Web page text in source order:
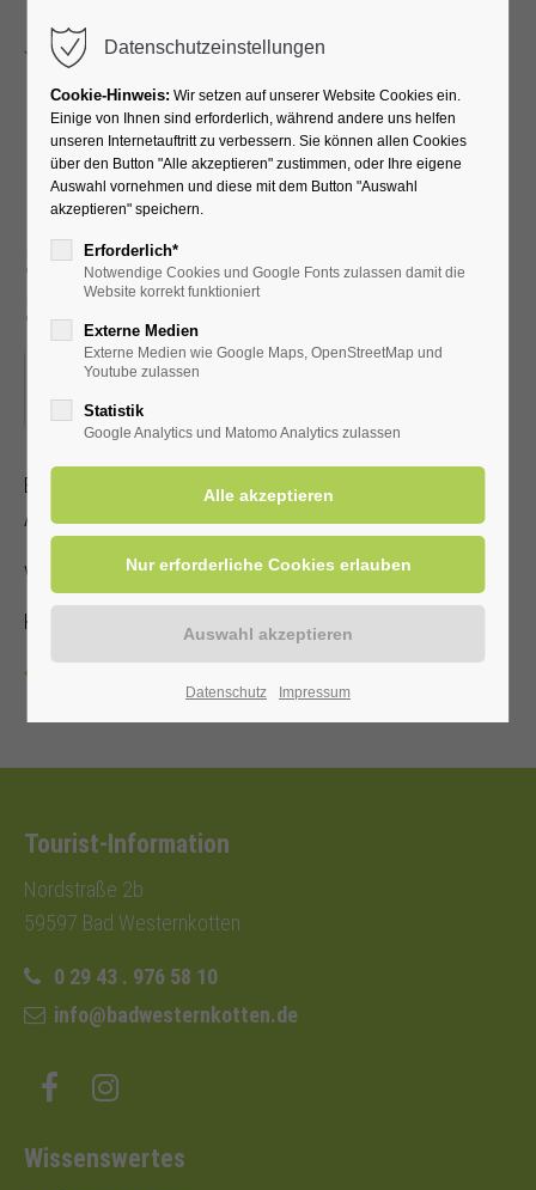
Fit ins Beste Alter -
Leichte Gymnastik für
Senioren im Sitzen und
Stehen
01.07.2025, 10:00
ORT: KURHALLE
Bleiben Sie beweglich und fit - auch im fortgeschrittenen
Alter
von und mit Annette Hoberg-Trockel
Kostenbeitrag mit Kur-/ Einwohnerkarte 2,00€ (ohne 5,00€)
Tourist-Information
Nordstraße 2b
59597 Bad Westernkotten
0 29 43 . 976 58 10
info@badwesternkotten.de
Wissenswertes
Datenschutzeinstellungen
Cookie-Hinweis: Wir setzen auf unserer Website Cookies ein.
Einige von Ihnen sind erforderlich, während andere uns helfen
unseren Internetauftritt zu verbessern. Sie können allen Cookies
über den Button "Alle akzeptieren" zustimmen, oder Ihre eigene
Auswahl vornehmen und diese mit dem Button "Auswahl
akzeptieren" speichern.
Erforderlich*
Notwendige Cookies und Google Fonts zulassen damit die
Website korrekt funktioniert
Externe Medien
Externe Medien wie Google Maps, OpenStreetMap und
Youtube zulassen
Statistik
Google Analytics und Matomo Analytics zulassen
Datenschutz Impressum